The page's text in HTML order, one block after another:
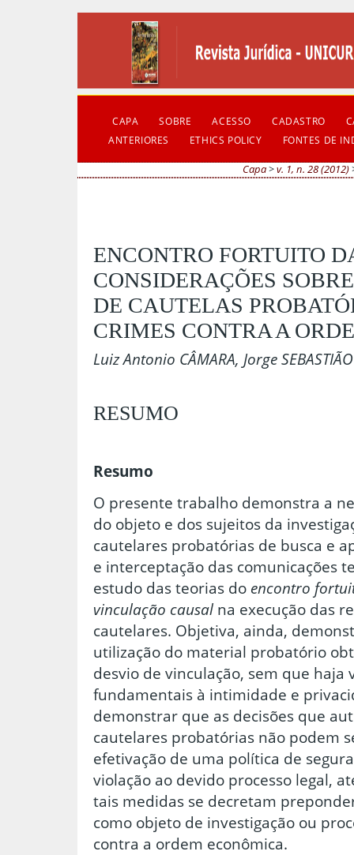
CAPA SOBRE ACESSO CADASTRO
ANTERIORES
ETHICS POLICY FONTES DE
Capa>v. 1, n. 28 (2012)
ENCONTRO FORTUITO
CONSIDERAÇÕES
DE CAUTELAS
CRIMES CONTRA A
Luiz Antonio CÂMARA, Jorge
RESUMO
Resumo
O presente trabalho demonstra a
do objeto e dos sujeitos da
cautelares probatórias de busca e
e interceptação das comunicações
estudo das teorias do encontro
vinculação causal na execução das
cautelares. Objetiva, ainda,
utilização do material probatório
desvio de vinculação, sem que haja
fundamentais à intimidade e
demonstrar que as decisões que
cautelares probatórias não podem
efetivação de uma política de
violação ao devido processo legal,
tais medidas se decretam
como objeto de investigação ou
contra a ordem econômica.